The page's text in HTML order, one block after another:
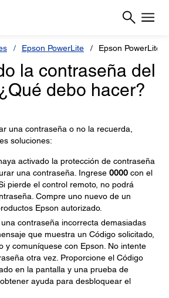
Epson PowerLite Epson PowerLite
la contraseña del
debo hacer?
una contraseña o no la recuerda,
soluciones:
activado la protección de contraseña
una contraseña. Ingrese 0000 con el
pierde el control remoto, no podrá
Compre uno nuevo de un
Epson autorizado.
contraseña incorrecta demasiadas
que muestra un Código solicitado,
y comuníquese con Epson. No intente
otra vez. Proporcione el Código
en la pantalla y una prueba de
ayuda para desbloquear el